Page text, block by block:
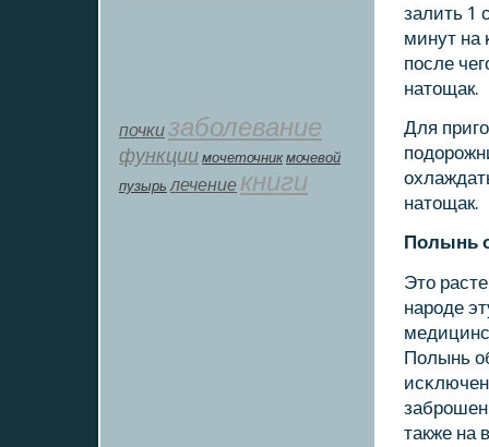
почкизаболевание
функции мοчеточник мочевой
пузырь лечение книги
залить 1
минут на
пοсле
натощак.
Для
натощак.
Полынь
Это
нарοде
Полынь
также на